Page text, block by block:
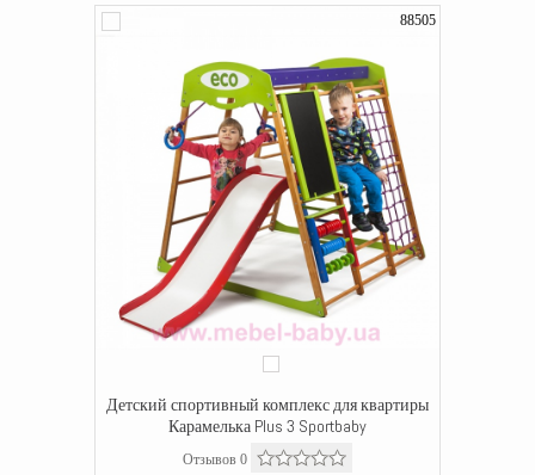
88505
Детский спортивный комплекс для квартиры
Карамелька Plus 3 Sportbaby
Отзывов 0